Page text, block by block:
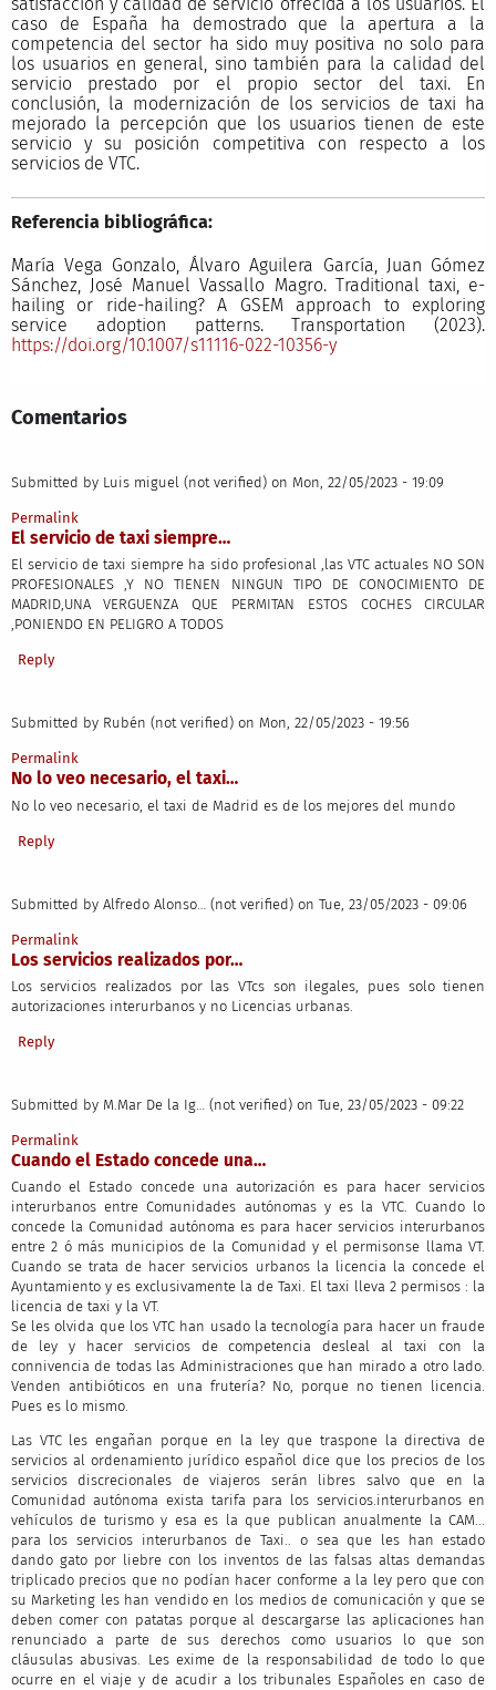
caso de España ha demostrado que la apertura a la
competencia del sector ha sido muy positiva no solo para
los usuarios en general, sino también para la calidad del
servicio prestado por el propio sector del taxi. En
conclusión, la modernización de los servicios de taxi ha
mejorado la percepción que los usuarios tienen de este
servicio y su posición competitiva con respecto a los
servicios de VTC.
Referencia bibliográfica:
María Vega Gonzalo, Álvaro Aguilera García, Juan Gómez
Sánchez, José Manuel Vassallo Magro. Traditional taxi, e-
hailing or ride-hailing? A GSEM approach to exploring
service adoption patterns. Transportation (2023).
https://doi.org/10.1007/s11116-022-10356-y
Comentarios
Submitted by Luis miguel (not verified) on Mon, 22/05/2023 - 19:09
Permalink
El servicio de taxi siempre…
El servicio de taxi siempre ha sido profesional ,las VTC actuales NO SON
PROFESIONALES ,Y NO TIENEN NINGUN TIPO DE CONOCIMIENTO DE
MADRID,UNA VERGUENZA QUE PERMITAN ESTOS COCHES CIRCULAR
,PONIENDO EN PELIGRO A TODOS
Reply
Submitted by Rubén (not verified) on Mon, 22/05/2023 - 19:56
Permalink
No lo veo necesario, el taxi…
No lo veo necesario, el taxi de Madrid es de los mejores del mundo
Reply
Submitted by Alfredo Alonso… (not verified) on Tue, 23/05/2023 - 09:06
Permalink
Los servicios realizados por…
Los servicios realizados por las VTcs son ilegales, pues solo tienen
autorizaciones interurbanos y no Licencias urbanas.
Reply
Submitted by M.Mar De la Ig… (not verified) on Tue, 23/05/2023 - 09:22
Permalink
Cuando el Estado concede una…
Cuando el Estado concede una autorización es para hacer servicios
interurbanos entre Comunidades autónomas y es la VTC. Cuando lo
concede la Comunidad autónoma es para hacer servicios interurbanos
entre 2 ó más municipios de la Comunidad y el permisonse llama VT.
Cuando se trata de hacer servicios urbanos la licencia la concede el
Ayuntamiento y es exclusivamente la de Taxi. El taxi lleva 2 permisos : la
licencia de taxi y la VT.
Se les olvida que los VTC han usado la tecnología para hacer un fraude
de ley y hacer servicios de competencia desleal al taxi con la
connivencia de todas las Administraciones que han mirado a otro lado.
Venden antibióticos en una frutería? No, porque no tienen licencia.
Pues es lo mismo.
Las VTC les engañan porque en la ley que traspone la directiva de
servicios al ordenamiento jurídico español dice que los precios de los
servicios discrecionales de viajeros serán libres salvo que en la
Comunidad autónoma exista tarifa para los servicios.interurbanos en
vehículos de turismo y esa es la que publican anualmente la CAM...
para los servicios interurbanos de Taxi.. o sea que les han estado
dando gato por liebre con los inventos de las falsas altas demandas
triplicado precios que no podían hacer conforme a la ley pero que con
su Marketing les han vendido en los medios de comunicación y que se
deben comer con patatas porque al descargarse las aplicaciones han
renunciado a parte de sus derechos como usuarios lo que son
cláusulas abusivas. Les exime de la responsabilidad de todo lo que
ocurre en el viaje y de acudir a los tribunales Españoles en caso de